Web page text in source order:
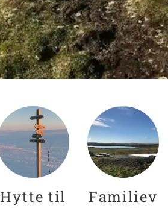
Hytte til
Familiev